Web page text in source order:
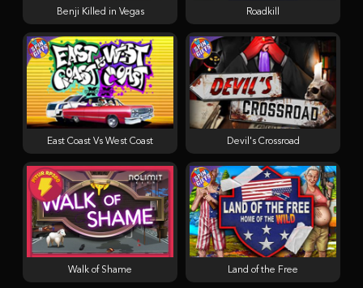
Roadkill
Land of the Free
Benji Killed in Vegas
Devil's Crossroad
East Coast Vs West Coast
Walk of Shame